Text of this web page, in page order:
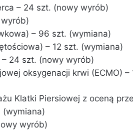
– 24 szt. (nowy wyrób)
– 96 szt. (wymiana)
– 12 szt. (wymiana)
24 szt. (nowy wyrób)
oksygenacji krwi (ECMO)
Klatki Piersiowej z oceną
(wymiana)
wyrób)